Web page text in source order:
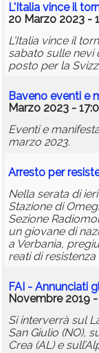
L'Italia vince il
20 Marzo 2023 -
L'Italia vince il
sabato sulle nevi
posto per la
Baveno eventi e
Marzo 2023 -
Eventi e
marzo 2023.
Arresto per
Nella serata di
Stazione di
Sezione
un giovane di
a Verbania,
reati di
FAI - Annunciati
Novembre 2019 -
Si interverrà sul
San Giulio (NO),
Crea (AL) e